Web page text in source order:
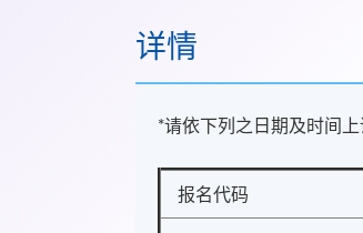
详情
*请依下列之日期及时间
报名代码